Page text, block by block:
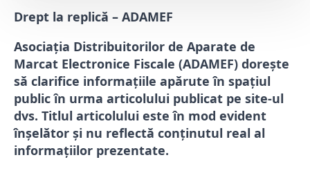
Drept la replică – ADAMEF
Asociația Distribuitorilor de Aparate de
Marcat Electronice Fiscale (ADAMEF) dorește
să clarifice informațiile apărute în spațiul
public în urma articolului publicat pe site-ul
dvs. Titlul articolului este în mod evident
înșelător și nu reflectă conținutul real al
informațiilor prezentate.